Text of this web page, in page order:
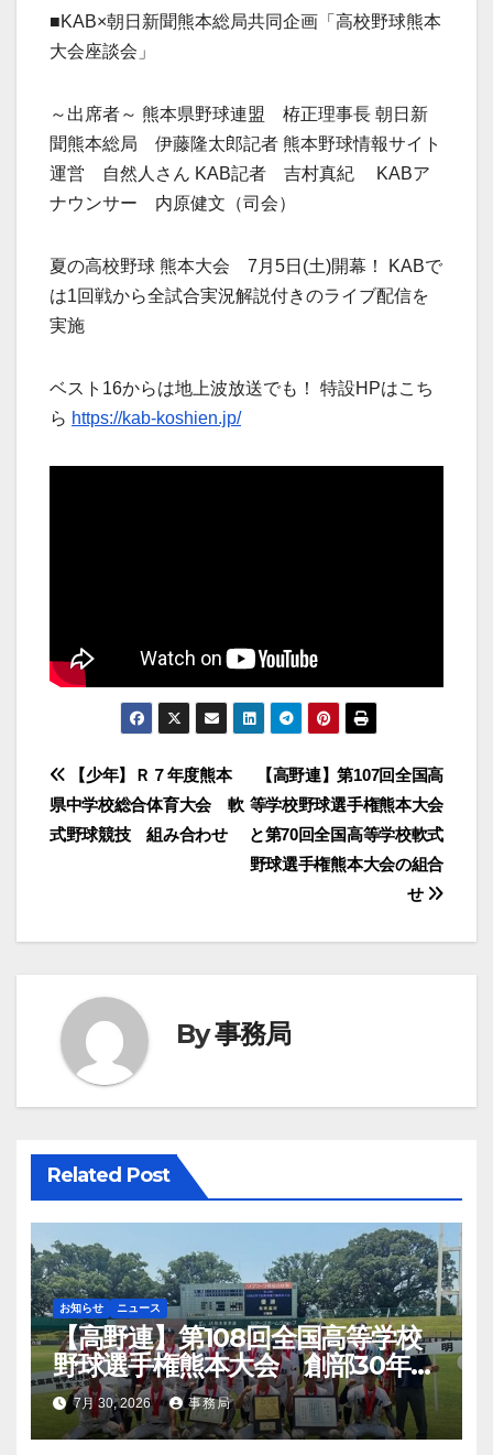
■KAB×朝日新聞熊本総局共同企画「高校野球熊本
大会座談会」
～出席者～ 熊本県野球連盟 栫正理事長 朝日新
聞熊本総局 伊藤隆太郎記者 熊本野球情報サイト
運営 自然人さん KAB記者 吉村真紀 KABア
ナウンサー 内原健文（司会）
夏の高校野球 熊本大会 7月5日(土)開幕！ KABで
は1回戦から全試合実況解説付きのライブ配信を
実施
ベスト16からは地上波放送でも！ 特設HPはこち
ら https://kab-koshien.jp/
投
稿
ー
シ
ョ
ン
【高野連】第107回全国高
等学校野球選手権熊本大会
と第70回全国高等学校軟式
野球選手権熊本大会の組合
せ
【少年】Ｒ７年度熊本
県中学校総合体育大会 軟
式野球競技 組み合わせ
By事務局
Related Post
お知らせ ニュース
【高野連】第108回全国高等学校
野球選手権熊本大会 創部30年有
明高校悲願の初優勝
7月 30, 2026 事務局